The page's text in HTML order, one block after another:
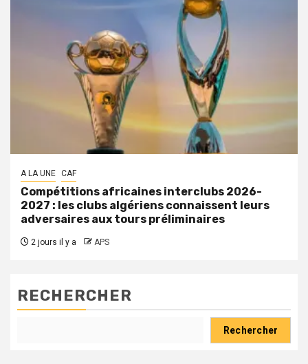
A LA UNE CAF
Compétitions africaines interclubs 2026-
2027 : les clubs algériens connaissent leurs
adversaires aux tours préliminaires
2 jours il y a APS
RECHERCHER
Rechercher